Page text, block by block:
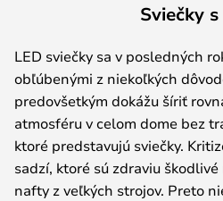
Sviečky
LED sviečky sa v posledných
obľúbenými z niekoľkých
predovšetkým dokážu šíriť
atmosféru v celom dome bez
ktoré predstavujú sviečky.
sadzí, ktoré sú zdraviu
nafty z veľkých strojov. Preto